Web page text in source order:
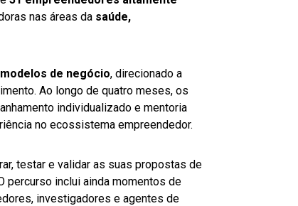
nas áreas da saúde,
de negócio, direcionado a
Ao longo de quatro meses, os
individualizado e mentoria
no ecossistema empreendedor.
testar e validar as suas propostas de
percurso inclui ainda momentos de
investigadores e agentes de